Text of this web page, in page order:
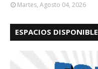
Martes, Agosto 04, 2026
ESPACIOS DISPONIBLE